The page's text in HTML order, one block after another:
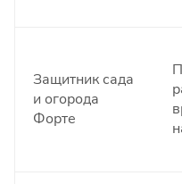
Защитник сада
и огорода
Форте